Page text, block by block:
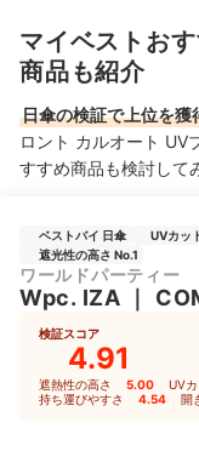
マイベストお
商品も紹介
日傘の検証で上位を獲
ロント カルオート UV
すすめ商品も検討して
ベストバイ 日傘 UVカッ
遮光性の高さ No.1
ワールドパーティー
Wpc. IZA ｜
検証スコア
4.91
遮熱性の高さ 5.00 UV
持ち運びやすさ 4.54 開